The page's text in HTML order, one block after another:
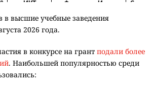
высшие учебные заведения
2026 года.
в конкурсе на грант подали более
. Наибольшей популярностью среди